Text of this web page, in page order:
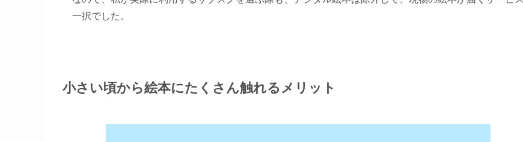
一択でした。
小さい頃から絵本にたくさん触れるメリット